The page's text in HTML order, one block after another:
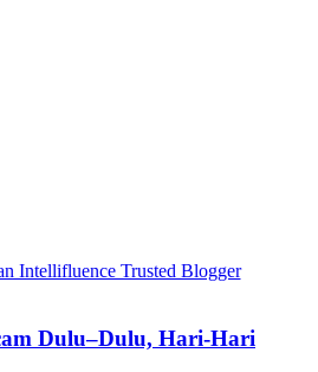
Dulu–Dulu, Hari-Hari